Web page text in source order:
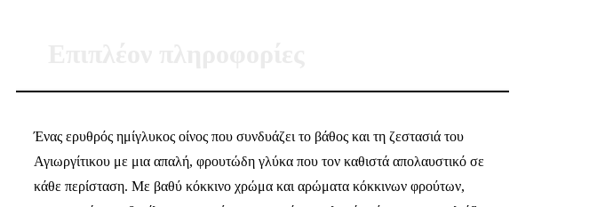
Ένας ερυθρός ημίγλυκος οίνος που συνδυάζει το βάθος και τη ζεστασιά του
Αγιωργίτικου με μια απαλή, φρουτώδη γλύκα που τον καθιστά απολαυστικό σε
κάθε περίσταση. Με βαθύ κόκκινο χρώμα και αρώματα κόκκινων φρούτων,